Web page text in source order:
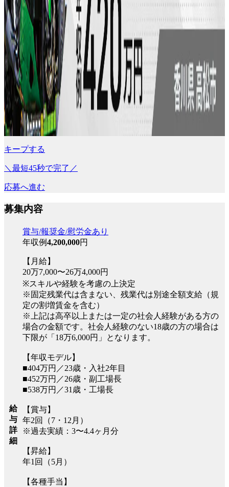
キープする
＼最短45秒で完了／
応募へ進む
募集内容
給
与
詳
細
賞与/報奨金/慰労金あり
年収例4,200,000円
【月給】
20万7,000〜26万4,000円
※スキルや経験を考慮の上決定
※固定残業代は含まない、残業代は別途全額支給（規
定の割増賃金を含む）
※上記は高卒以上または一定の社会人経験がある方の
場合の金額です。社会人経験のない18歳の方の場合は
下限が「18万6,000円」となります。
【年収モデル】
■404万円／23歳・入社2年目
■452万円／26歳・副工場長
■538万円／31歳・工場長
【賞与】
年2回（7・12月）
※過去実績：3〜4.4ヶ月分
【昇給】
年1回（5月）
【各種手当】